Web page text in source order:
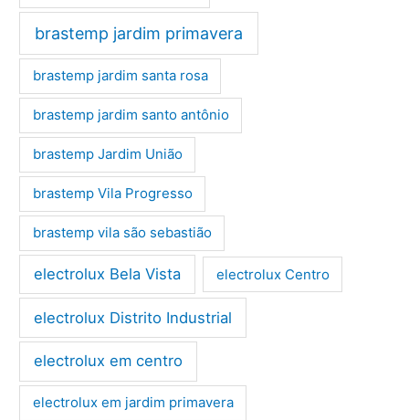
brastemp jardim primavera
brastemp jardim santa rosa
brastemp jardim santo antônio
brastemp Jardim União
brastemp Vila Progresso
brastemp vila são sebastião
electrolux Bela Vista electrolux Centro
electrolux Distrito Industrial
electrolux em centro
electrolux em jardim primavera